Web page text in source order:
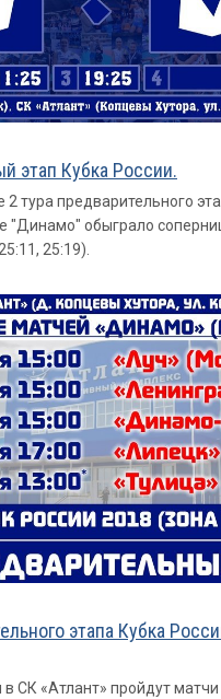
этап Кубка России.
2 тура предварительного
"Динамо" обыграло
25:19).
этапа Кубка
в СК «Атлант» пройдут матчи